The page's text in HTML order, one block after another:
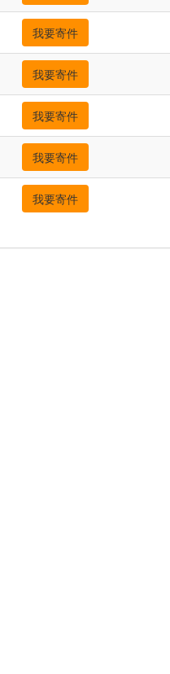
我要寄件
我要寄件
我要寄件
我要寄件
我要寄件